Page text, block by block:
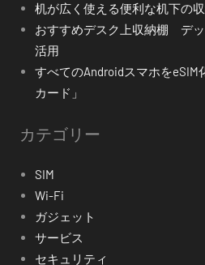
机が広く使える便利な机下の
おすすめデスク上収納棚 デ
活用
すべてのAndroidスマホをeSIM
カード」
カテゴリー
SIM
Wi-Fi
ガジェット
サービス
セキュリティ